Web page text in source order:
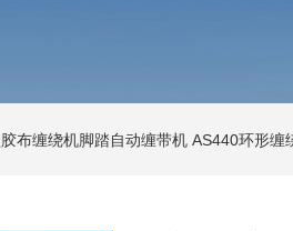
布缠绕机脚踏自动缠带机 AS440环形缠